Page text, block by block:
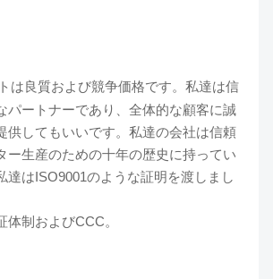
は良質および競争価格です。私達は信
パートナーであり、全体的な顧客に誠
供してもいいです。私達の会社は信頼
ー生産のための十年の歴史に持ってい
達はISO9001のような証明を渡しまし
体制およびCCC。